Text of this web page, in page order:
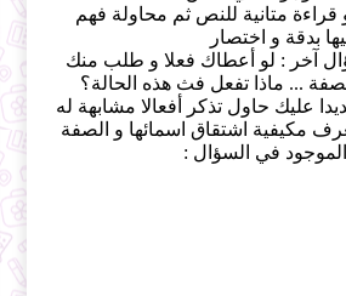
قراءة متانية للنص ثم محاولة فهم
بدقة و اختصار
آخر : لو أعطاك فعلا و طلب منك
... ماذا تفعل فث هذه الحالة؟
عليك حاول تذكر أفعالا مشابهة له
مكيفية اشتقاق اسمائها و الصفة
في السؤال :